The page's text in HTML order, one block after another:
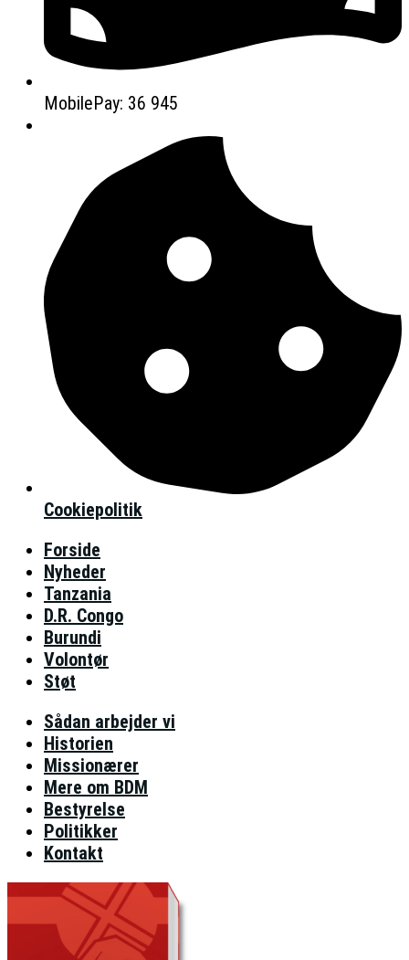
MobilePay: 36 945
Cookiepolitik
Forside
Nyheder
Tanzania
D.R. Congo
Burundi
Volontør
Støt
Sådan arbejder vi
Historien
Missionærer
Mere om BDM
Bestyrelse
Politikker
Kontakt